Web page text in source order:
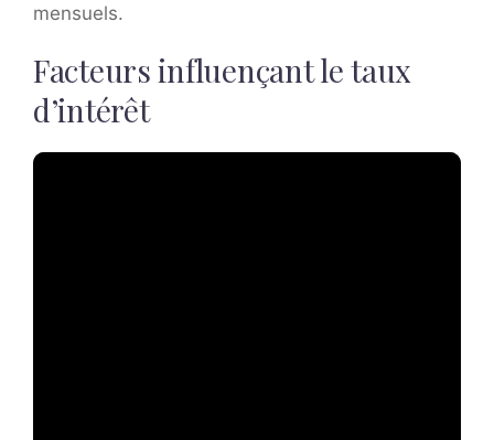
mensuels.
Facteurs influençant le taux
d’intérêt